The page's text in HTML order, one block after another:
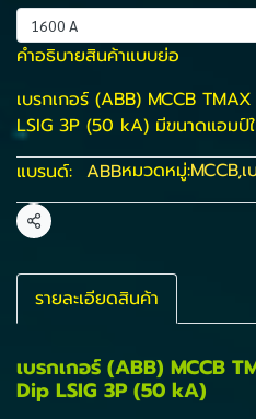
1600 A
คำอธิบายสินค้าแบบย่อ
เบรกเกอร์ (ABB) MCCB
LSIG 3P (50 kA) มีขนาดแอมป์
แบรนด์: ABBหมวดหมู่:MCCB,
แชร์
รายละเอียดสินค้า
เบรกเกอร์ (ABB) MCCB
Dip LSIG 3P (50 kA)